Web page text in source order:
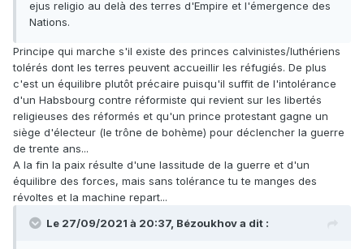
ejus religio au delà des terres d'Empire et l'émergence des
Nations.
Principe qui marche s'il existe des princes calvinistes/luthériens
tolérés dont les terres peuvent accueillir les réfugiés. De plus
c'est un équilibre plutôt précaire puisqu'il suffit de l'intolérance
d'un Habsbourg contre réformiste qui revient sur les libertés
religieuses des réformés et qu'un prince protestant gagne un
siège d'électeur (le trône de bohème) pour déclencher la guerre
de trente ans...
A la fin la paix résulte d'une lassitude de la guerre et d'un
équilibre des forces, mais sans tolérance tu te manges des
révoltes et la machine repart...
Le 27/09/2021 à 20:37, Bézoukhova dit :